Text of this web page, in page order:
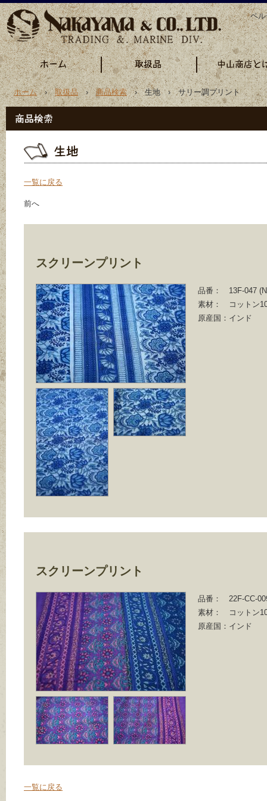
ペ
ホーム›取扱品›商品検索› 生地 › サリー調プリント
一覧に戻る
前へ
スクリーンプリント
品番：
13F-047
素材：
コットン
原産国： インド
スクリーンプリント
品番：
22F-CC-
素材：
コットン
原産国： インド
一覧に戻る